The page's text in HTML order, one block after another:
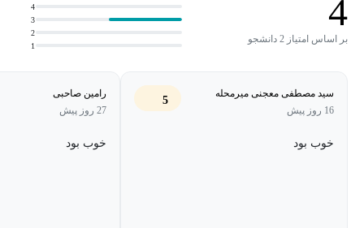
4
بر اساس امتیاز 2 دانشجو
1
2
3
4
سید مصطفی معجنی میرمحله
16 روز پیش
5
خوب بود
رامین صاحبی
27 روز پیش
خوب بود